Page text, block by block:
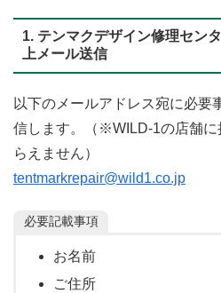
1. テンマクデザイン修理セン
上メール送信
以下のメールアドレス宛に必要
信します。（※WILD-1の店舗に
らえません）
tentmarkrepair@wild1.co.jp
必要記載事項
お名前
ご住所